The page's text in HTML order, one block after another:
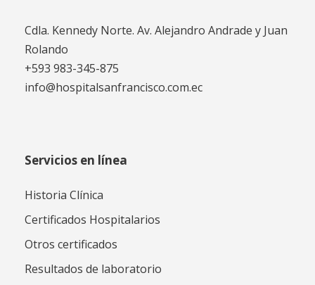
Cdla. Kennedy Norte. Av. Alejandro Andrade y Juan
Rolando
+593 983-345-875
info@hospitalsanfrancisco.com.ec
Servicios en línea
Historia Clínica
Certificados Hospitalarios
Otros certificados
Resultados de laboratorio